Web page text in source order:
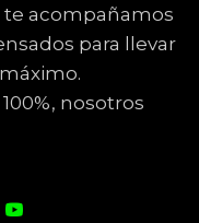
te acompañamos
para llevar
nosotros